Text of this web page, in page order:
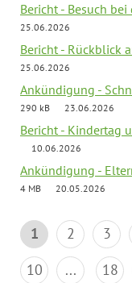
Bericht - Besuch
25.06.2026
Bericht - Rückblick
25.06.2026
Ankündigung -
290 kB
23.06.2026
Bericht - Kindertag
10.06.2026
Ankündigung -
4 MB
20.05.2026
1 2 3
10
... 18